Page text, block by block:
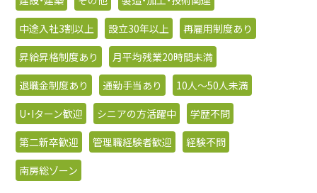
中途入社3割以上
設立30年以上
再雇用制度あり
昇給昇格制度あり
月平均残業20時間未満
退職金制度あり
通勤手当あり
10人〜50人未満
U・Iターン歓迎
シニアの方活躍中
学歴不問
第二新卒歓迎
管理職経験者歓迎
経験不問
南房総ゾーン